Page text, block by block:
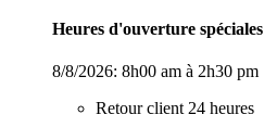
Heures d'ouverture spéciales
8/8/2026: 8h00 am à 2h30 pm
Retour client 24 heures